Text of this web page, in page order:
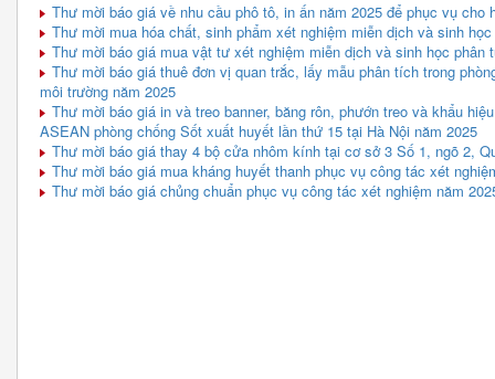
Thư mời báo giá về nhu cầu phô tô, in ấn năm 2025 để phục vụ cho
Thư mời mua hóa chất, sinh phẩm xét nghiệm miễn dịch và sinh
Thư mời báo giá mua vật tư xét nghiệm miễn dịch và sinh học phân
Thư mời báo giá thuê đơn vị quan trắc, lấy mẫu phân tích trong
môi trường năm 2025
Thư mời báo giá in và treo banner, băng rôn, phướn treo và khẩu
ASEAN phòng chống Sốt xuất huyết lần thứ 15 tại Hà Nội năm 2025
Thư mời báo giá thay 4 bộ cửa nhôm kính tại cơ sở 3 Số 1, ngõ 2,
Thư mời báo giá mua kháng huyết thanh phục vụ công tác xét
Thư mời báo giá chủng chuẩn phục vụ công tác xét nghiệm năm